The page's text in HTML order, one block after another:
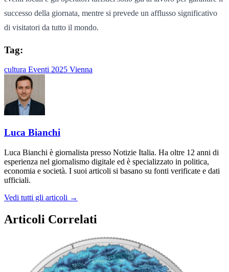
successo della giornata, mentre si prevede un afflusso significativo
di visitatori da tutto il mondo.
Tag:
cultura Eventi 2025 Vienna
Luca Bianchi
Luca Bianchi è giornalista presso Notizie Italia. Ha oltre 12 anni di
esperienza nel giornalismo digitale ed è specializzato in politica,
economia e società. I suoi articoli si basano su fonti verificate e dati
ufficiali.
Vedi tutti gli articoli →
Articoli Correlati